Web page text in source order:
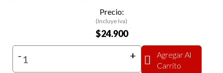
Precio:
(Incluye Iva)
$24.900
- +
Agregar Al
Carrito